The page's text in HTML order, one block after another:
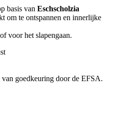
basis van Eschscholzia
om te ontspannen en innerlijke
voor het slapengaan.
goedkeuring door de EFSA.